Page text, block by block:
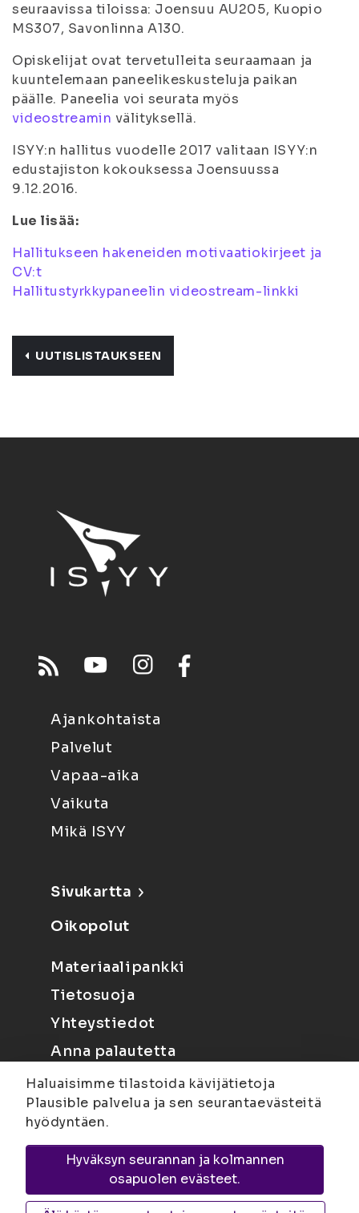
seuraavissa tiloissa: Joensuu AU205, Kuopio
MS307, Savonlinna A130.
Opiskelijat ovat tervetulleita seuraamaan ja
kuuntelemaan paneelikeskusteluja paikan
päälle. Paneelia voi seurata myös
videostreamin välityksellä.
ISYY:n hallitus vuodelle 2017 valitaan ISYY:n
edustajiston kokouksessa Joensuussa
9.12.2016.
Lue lisää:
Hallitukseen hakeneiden motivaatiokirjeet ja
CV:t
Hallitustyrkkypaneelin videostream-linkki
UUTISLISTAUKSEEN
Ajankohtaista
Palvelut
Vapaa-aika
Vaikuta
Mikä ISYY
Sivukartta
Oikopolut
Materiaalipankki
Tietosuoja
Yhteystiedot
Anna palautetta
Joensuu
Suvantokatu 6, 80100 Joensuu |
KuopioYliopistonranta 15, PL 1627, 70211
Haluaisimme tilastoida kävijätietoja
Plausible palvelua ja sen seurantaevästeitä
hyödyntäen.
Hyväksyn seurannan ja kolmannen
osapuolen evästeet.